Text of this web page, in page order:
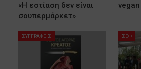
«Η εστίαση δεν είναι
σουπερμάρκετ»
vegan
ΣΥΓΓΡΑΦΕΙΣ ΣΕΦ